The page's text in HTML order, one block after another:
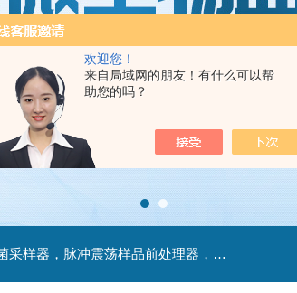
欢迎您！
来自局域网的朋友！有什么可以帮
助您的吗？
主营产品：不锈钢过滤系统，红外线接种环灭菌器，浮游菌采样器，脉冲震荡样品前处理器，数字化智能电热鼓风干燥箱，数字化智能电热恒温培养箱，实验室设备及环境温湿度监测系统，洁净工作台等实验设仪器设备。